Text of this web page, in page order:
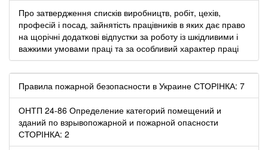
Про затвердження списків виробництв, робіт, цехів,
професій і посад, зайнятість працівників в яких дає право
на щорічні додаткові відпустки за роботу із шкідливими і
важкими умовами праці та за особливий характер праці
Правила пожарной безопасности в Украине СТОРІНКА: 7
ОНТП 24-86 Определение кате­горий помещений и
зданий по взрывопожарной и пожарной опасности
СТОРІНКА: 2